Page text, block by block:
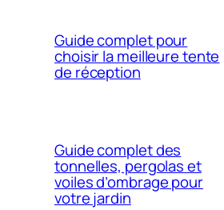
Guide complet pour
choisir la meilleure tente
de réception
Guide complet des
tonnelles, pergolas et
voiles d’ombrage pour
votre jardin